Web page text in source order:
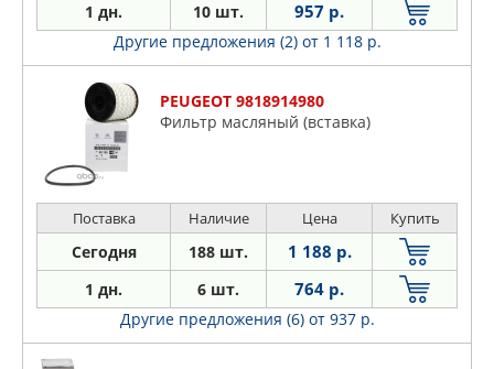
1 дн. 10 шт. 957 р.
Другие предложения (2) от 1 118 р.
PEUGEOT 9818914980
Фильтр масляный (вставка)
Поставка Наличие Цена Купить
Сегодня 188 шт. 1 188 р.
1 дн. 6 шт. 764 р.
Другие предложения (6) от 937 р.